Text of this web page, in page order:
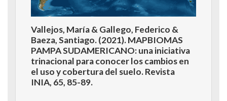
Vallejos, María & Gallego, Federico &
Baeza, Santiago. (2021). MAPBIOMAS
PAMPA SUDAMERICANO: una iniciativa
trinacional para conocer los cambios en
el uso y cobertura del suelo. Revista
INIA, 65, 85-89.